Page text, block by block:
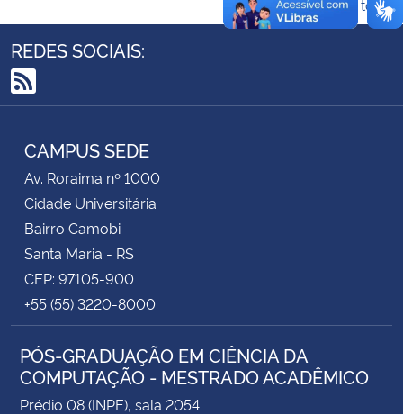
Ministério da Mulher, da Família e dos Direitos Humanos
Secretaria-Geral
Gabinete de Segurança Institucional
Advocacia-Geral da União
Voltar ao topo
REDES SOCIAIS:
RSS
CAMPUS SEDE
Av. Roraima nº 1000
Cidade Universitária
Bairro Camobi
Santa Maria - RS
CEP: 97105-900
+55 (55) 3220-8000
PÓS-GRADUAÇÃO EM CIÊNCIA DA
COMPUTAÇÃO - MESTRADO ACADÊMICO
Prédio 08 (INPE), sala 2054